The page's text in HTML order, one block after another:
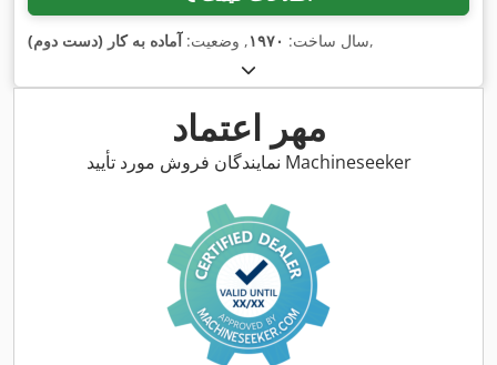
سال ساخت: ۱۹۷۰, وضعیت:آماده به کار (دست دوم) ,
مهر اعتماد
نمایندگان فروش مورد تأیید Machineseeker